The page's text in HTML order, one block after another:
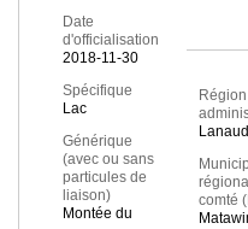
Date
d'officialisation
2018-11-30
Spécifique
Lac
Générique
(avec ou sans
particules de
liaison)
Montée du
Région
comté